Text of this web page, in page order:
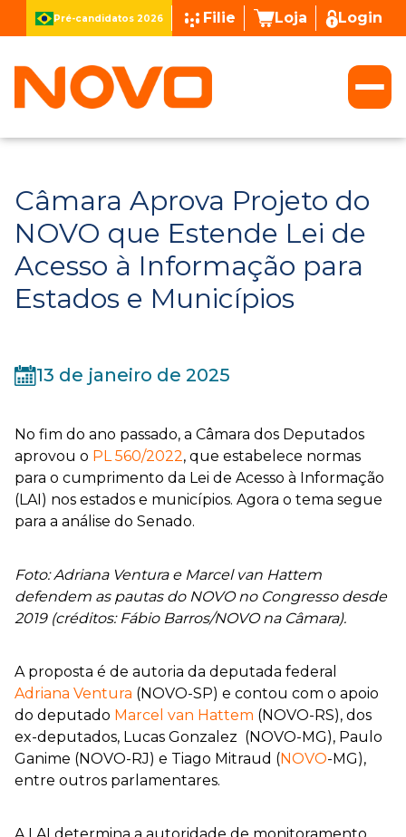
Pré-candidatos 2026 Filie Loja Login
Câmara Aprova Projeto do
NOVO que Estende Lei de
Acesso à Informação para
Estados e Municípios
13 de janeiro de 2025
No fim do ano passado, a Câmara dos Deputados
aprovou o PL 560/2022, que estabelece normas
para o cumprimento da Lei de Acesso à Informação
(LAI) nos estados e municípios. Agora o tema segue
para a análise do Senado.
Foto: Adriana Ventura e Marcel van Hattem
defendem as pautas do NOVO no Congresso desde
2019 (créditos: Fábio Barros/NOVO na Câmara).
A proposta é de autoria da deputada federal
Adriana Ventura (NOVO-SP) e contou com o apoio
do deputado Marcel van Hattem (NOVO-RS), dos
ex-deputados, Lucas Gonzalez (NOVO-MG), Paulo
Ganime (NOVO-RJ) e Tiago Mitraud (NOVO-MG),
entre outros parlamentares.